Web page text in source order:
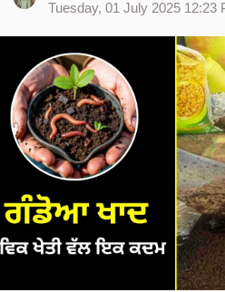
Tuesday, 01 July 2025 12:23